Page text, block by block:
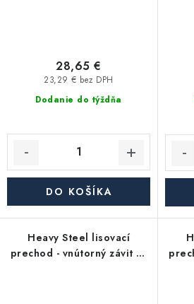
Dodanie do týždňa
23,29 € bez DPH
28,65 €
DO KOŠÍKA
Heavy Steel lisovací
prechod - vnútorný závit FF